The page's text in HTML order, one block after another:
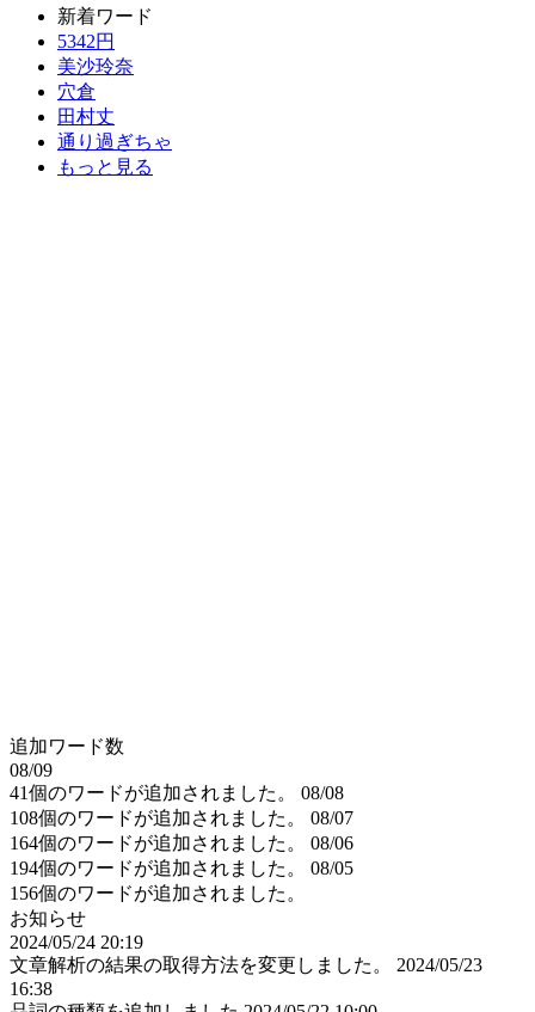
新着ワード
5342円
美沙玲奈
穴倉
田村丈
通り過ぎちゃ
もっと見る
追加ワード数
08/09
41個のワードが追加されました。
08/08
108個のワードが追加されました。
08/07
164個のワードが追加されました。
08/06
194個のワードが追加されました。
08/05
156個のワードが追加されました。
お知らせ
2024/05/24 20:19
文章解析の結果の取得方法を変更しました。
2024/05/23
16:38